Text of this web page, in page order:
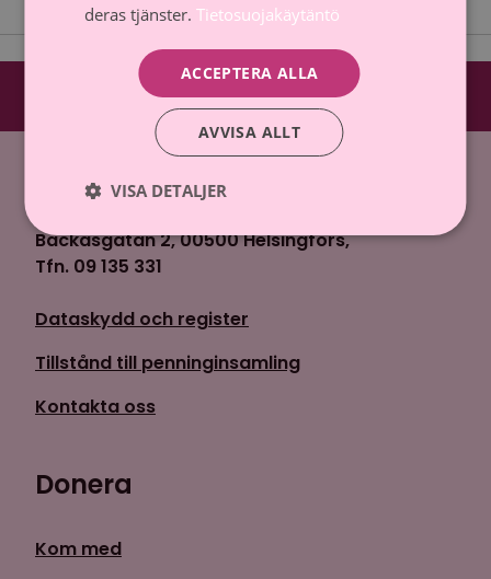
Roosa nauha
Backasgatan 2, 00500 Helsingfors,
Tfn. 09 135 331
Dataskydd och register
Tillstånd till penninginsamling
Kontakta oss
Donera
Kom med
deras tjänster. Tietosuojakäytäntö
ACCEPTERA ALLA
AVVISA ALLT
VISA DETALJER